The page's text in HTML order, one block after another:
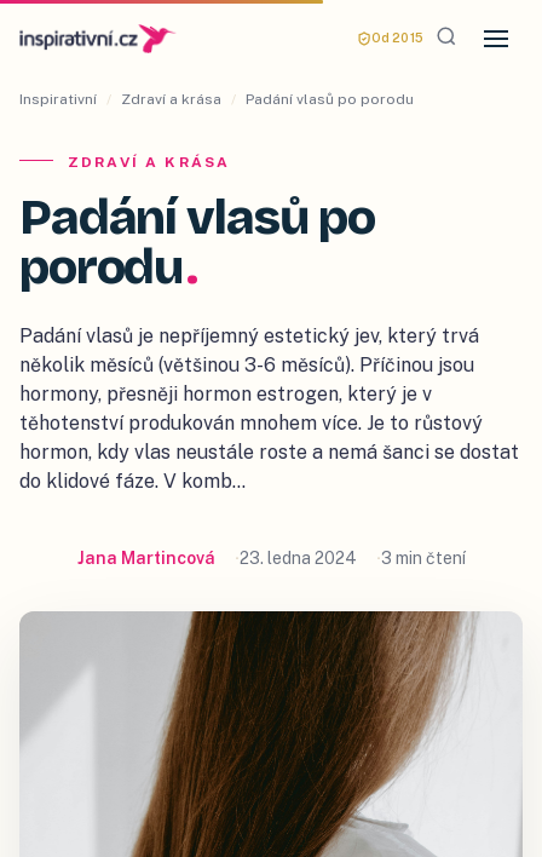
Od 2015
Inspirativní / Zdraví a krása / Padání vlasů po porodu
ZDRAVÍ A KRÁSA
Padání vlasů po
porodu.
Padání vlasů je nepříjemný estetický jev, který trvá
několik měsíců (většinou 3-6 měsíců). Příčinou jsou
hormony, přesněji hormon estrogen, který je v
těhotenství produkován mnohem více. Je to růstový
hormon, kdy vlas neustále roste a nemá šanci se dostat
do klidové fáze. V komb…
Jana Martincová 23. ledna 2024 3 min čtení